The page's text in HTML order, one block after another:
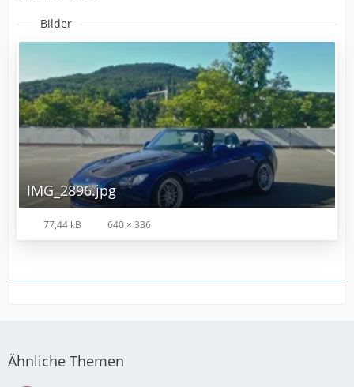
Bilder
IMG_2896.jpg
77,44 kB 640 × 336
Ähnliche Themen